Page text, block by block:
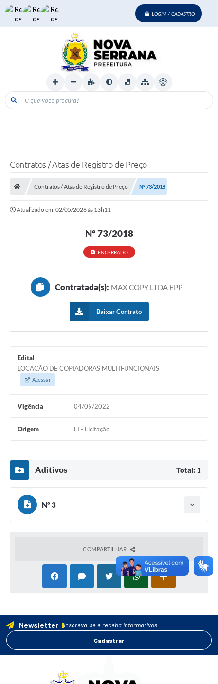
LOGIN / CADASTRO
O que voce procura?
Contratos / Atas de Registro de Preço
Contratos / Atas de Registro de Preço Nº 73/2018
Atualizado em: 02/05/2026 às 13h11
Nº 73/2018
ENCERRADO
Contratada(s): MAX COPY LTDA EPP
Baixar Contrato
Edital
LOCAÇÃO DE COPIADORAS MULTIFUNCIONAIS
Acessar
Vigência 04/09/2022
Origem LI - Licitação
Aditivos Total: 1
Nº 3
Ano do aditamento: 2021
COMPARTILHAR
Newsletter Inscreva-se e receba informativos
Cadastrar